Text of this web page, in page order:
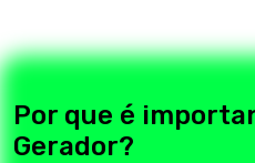
Por que é
Gerador?